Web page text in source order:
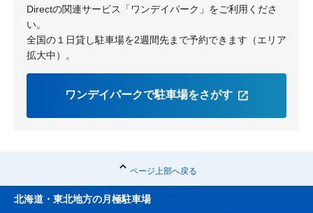
Directの関連サービス「ワンデイパーク」をご利用くださ
い。
全国の１日貸し駐車場を2週間先まで予約できます（エリア
拡大中）。
ワンデイパークで駐車場をさがす
ページ上部へ戻る
北海道・東北地方の月極駐車場